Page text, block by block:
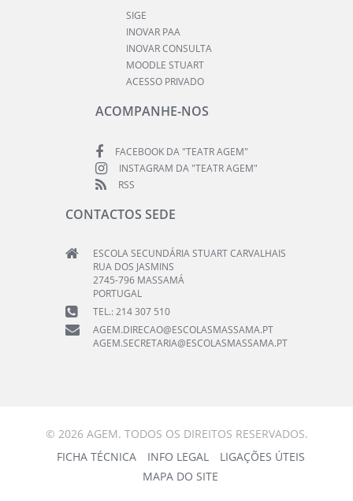
SIGE
INOVAR PAA
INOVAR CONSULTA
MOODLE STUART
ACESSO PRIVADO
ACOMPANHE-NOS
FACEBOOK DA "TEATR AGEM"
INSTAGRAM DA "TEATR AGEM"
RSS
CONTACTOS SEDE
ESCOLA SECUNDÁRIA STUART CARVALHAIS
RUA DOS JASMINS
2745-796 MASSAMÁ
PORTUGAL
TEL.: 214 307 510
AGEM.DIRECAO@ESCOLASMASSAMA.PT
AGEM.SECRETARIA@ESCOLASMASSAMA.PT
© 2026 AGEM. TODOS OS DIREITOS RESERVADOS.
FICHA TÉCNICA
INFO LEGAL
LIGAÇÕES ÚTEIS
MAPA DO SITE